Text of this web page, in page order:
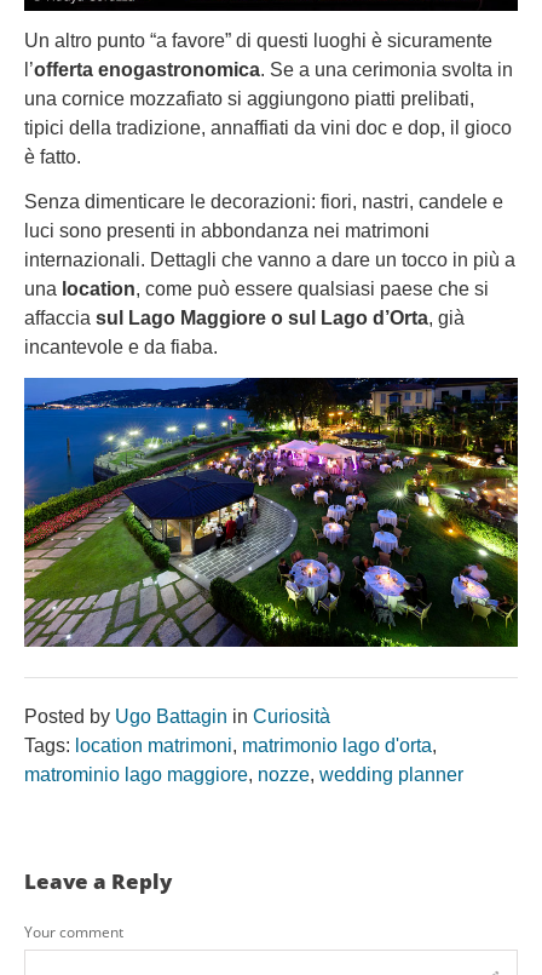
Un altro punto “a favore” di questi luoghi è sicuramente
l’offerta enogastronomica. Se a una cerimonia svolta in
una cornice mozzafiato si aggiungono piatti prelibati,
tipici della tradizione, annaffiati da vini doc e dop, il gioco
è fatto.
Senza dimenticare le decorazioni: fiori, nastri, candele e
luci sono presenti in abbondanza nei matrimoni
internazionali. Dettagli che vanno a dare un tocco in più a
una location, come può essere qualsiasi paese che si
affaccia sul Lago Maggiore o sul Lago d’Orta, già
incantevole e da fiaba.
Posted by Ugo Battagin in Curiosità
Tags: location matrimoni, matrimonio lago d'orta,
matrominio lago maggiore, nozze, wedding planner
Leave a Reply
Your comment